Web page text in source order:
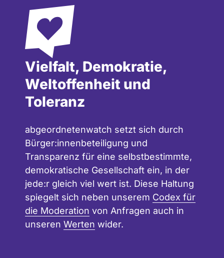
Vielfalt, Demokratie,
Weltoffenheit und
Toleranz
abgeordnetenwatch setzt sich durch
Bürger:innenbeteiligung und
Transparenz für eine selbstbestimmte,
demokratische Gesellschaft ein, in der
jede:r gleich viel wert ist. Diese Haltung
spiegelt sich neben unserem Codex für
die Moderation von Anfragen auch in
unseren Werten wider.